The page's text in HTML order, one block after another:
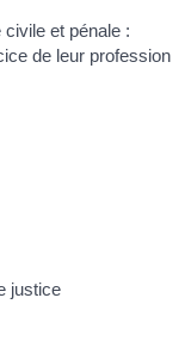
et pénale :
de leur profession
justice